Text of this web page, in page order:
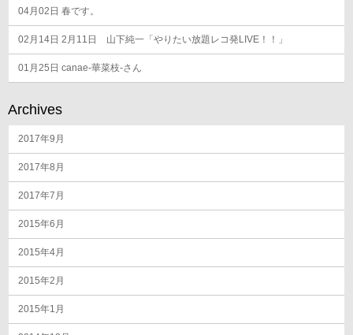
04月02日 春です。
02月14日 2月11日 山下純一「やりたい放題レコ発LIVE！！」
01月25日 canae-華菜枝-さん
Archives
2017年9月
2017年8月
2017年7月
2015年6月
2015年4月
2015年2月
2015年1月